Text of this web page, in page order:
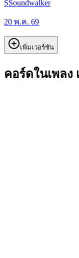
SSoundwalker
20 พ.ค. 69
เพิ่มเวอร์ชัน
คอร์ดในเพลง